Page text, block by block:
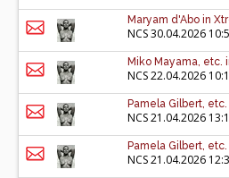
Maryam d'Abo in
NCS30.04.2026
Miko Mayama, etc.
NCS22.04.2026
Pamela Gilbert,
NCS21.04.2026
Pamela Gilbert,
NCS21.04.2026